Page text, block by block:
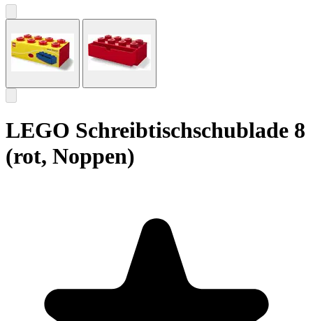
LEGO Schreibtischschublade 8
(rot, Noppen)